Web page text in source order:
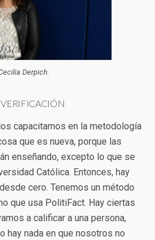
Derpich.
capacitamos en la metodología
que es nueva, porque las
enseñando, excepto lo que se
Católica. Entonces, hay
cero. Tenemos un método
que usa PolitiFact. Hay ciertas
a calificar a una persona,
hay nada en que nosotros no